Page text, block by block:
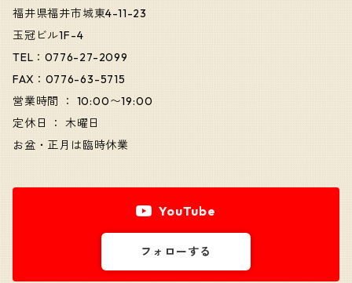
福井県福井市城東4-11-23
玉冠ビル1F-4
TEL：0776-27-2099
FAX：0776-63-5715
営業時間 ： 10:00〜19:00
定休日 ： 木曜日
お盆・正月は臨時休業
YouTube
フォローする